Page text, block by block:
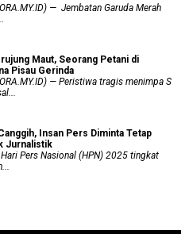
— Jembatan Garuda Merah
Maut, Seorang Petani di
Pisau Gerinda
— Peristiwa tragis menimpa S
Insan Pers Diminta Tetap
Jurnalistik
Pers Nasional (HPN) 2025 tingkat